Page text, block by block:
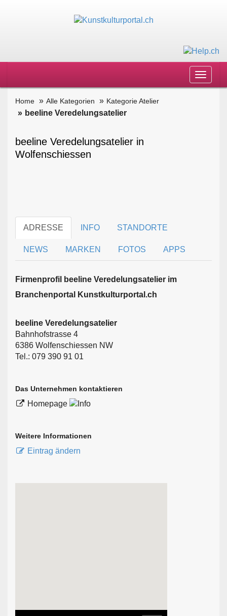
Toggle
Home Alle Kategorien Kategorie Atelier
beeline Veredelungsatelier
beeline Veredelungsatelier in
Wolfenschiessen
ADRESSE INFO STANDORTE
NEWS MARKEN FOTOS APPS
Firmen­profil beeline Veredelungsatelier im
Branchen­portal Kunstkulturportal.ch
beeline Veredelungsatelier
Bahnhofstrasse 4
6386 Wolfenschiessen NW
Tel.: 079 390 91 01
Das Unternehmen kontaktieren
Homepage
Weitere Informationen
Eintrag ändern